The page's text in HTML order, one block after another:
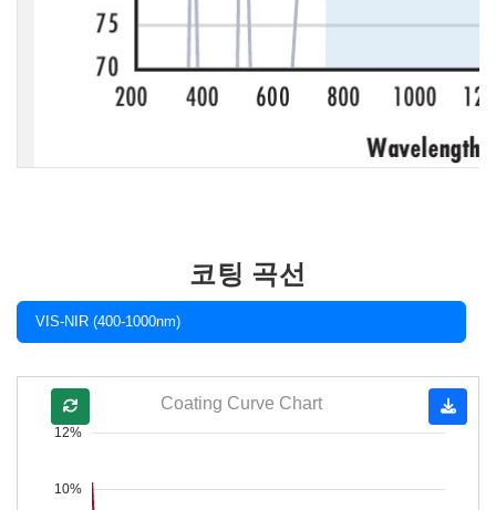
코팅 곡선
VIS-NIR (400-1000nm)
10%
12%
Coating Curve Chart